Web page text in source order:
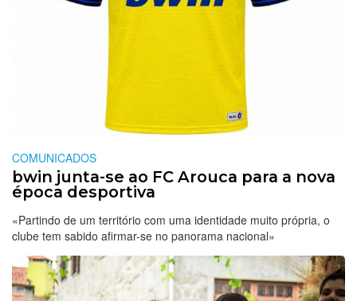
COMUNICADOS
bwin junta-se ao FC Arouca para a nova
época desportiva
«Partindo de um território com uma identidade muito própria, o
clube tem sabido afirmar-se no panorama nacional»